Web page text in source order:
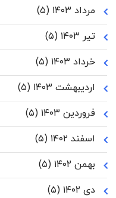
مرداد ۱۴۰۳
(۵)
تیر ۱۴۰۳
(۵)
خرداد ۱۴۰۳
(۵)
اردیبهشت ۱۴۰۳
(۵)
فروردین ۱۴۰۳
(۵)
اسفند ۱۴۰۲
(۵)
بهمن ۱۴۰۲
(۵)
دی ۱۴۰۲
(۵)